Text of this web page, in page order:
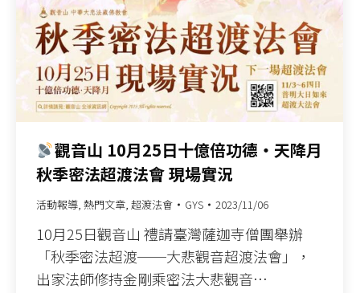
觀音山 10月25日十億倍功德‧天降月
秋季密法超渡法會 現場實況
活動報導, 熱門文章, 超渡法會 GYS 2023/11/06
10月25日觀音山 禮請臺灣薩迦寺僧團舉辦
「秋季密法超渡──大悲觀音超渡法會」，
出家法師修持金剛乘密法大悲觀音…